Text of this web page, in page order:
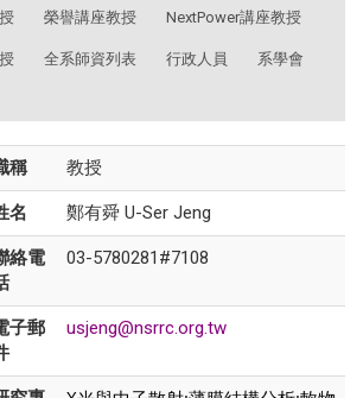
榮譽講座教授 NextPower講座教授
全系師資列表 行政人員 系學會
稱 教授
名 鄭有舜 U-Ser Jeng
絡電
03-5780281#7108
子郵
usjeng@nsrrc.org.tw